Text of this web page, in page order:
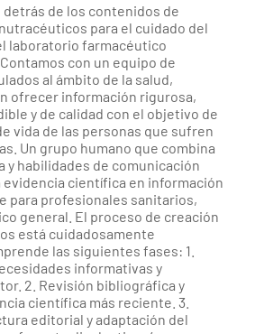
detrás de los contenidos de
para el cuidado del
laboratorio farmacéutico
con un equipo de
al ámbito de la salud,
ofrecer información rigurosa,
y de calidad con el objetivo de
vida de las personas que sufren
Un grupo humano que combina
y habilidades de comunicación
evidencia científica en información
para profesionales sanitarios,
general. El proceso de creación
está cuidadosamente
las siguientes fases: 1.
informativas y
2. Revisión bibliográfica y
científica más reciente. 3.
editorial y adaptación del